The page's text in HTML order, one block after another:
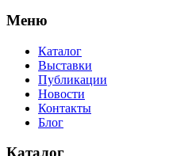
Меню
Каталог
Выставки
Публикации
Новости
Контакты
Блог